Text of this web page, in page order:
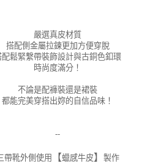
嚴選真皮材質
搭配側金屬拉鍊更加方便穿脫
配鬆緊繫帶裝飾設計與古銅色釦環
時尚度滿分！
不論是配褲裝還是裙裝
都能完美穿搭出妳的自信品味！
--
帶靴外側使用 【蠟感牛皮】 製作